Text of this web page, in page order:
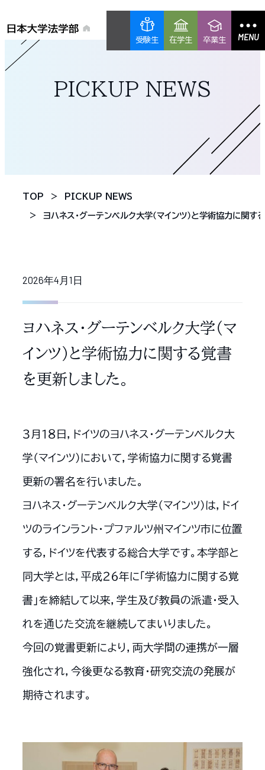
受験生 在学生 卒業生 MENU
PICKUP NEWS
TOP PICKUP NEWS
ヨハネス・グーテンベルク大学（マインツ）と学術協力に関す
2026年4月1日
ヨハネス・グーテンベルク大学（マ
インツ）と学術協力に関する覚書
を更新しました。
３月１８日，ドイツのヨハネス・グーテンベルク大
学（マインツ）において，学術協力に関する覚書
更新の署名を行いました。
ヨハネス・グーテンベルク大学（マインツ）は，ドイ
ツのラインラント・プファルツ州マインツ市に位置
する，ドイツを代表する総合大学です。本学部と
同大学とは，平成２６年に「学術協力に関する覚
書」を締結して以来，学生及び教員の派遣・受入
れを通じた交流を継続してまいりました。
今回の覚書更新により，両大学間の連携が一層
強化され，今後更なる教育・研究交流の発展が
期待されます。